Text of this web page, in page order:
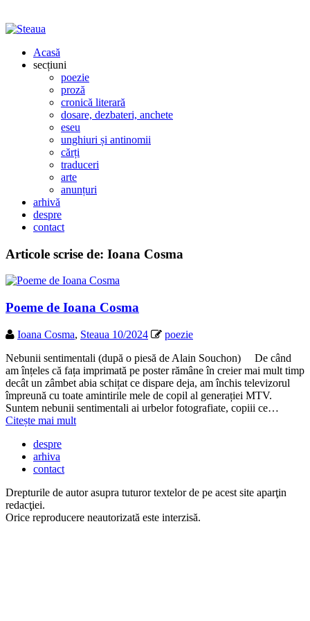
Acasă
secțiuni
poezie
proză
cronică literară
dosare, dezbateri, anchete
eseu
unghiuri și antinomii
cărți
traduceri
arte
anunțuri
arhivă
despre
contact
Articole scrise de: Ioana Cosma
Poeme de Ioana Cosma
Ioana Cosma, Steaua 10/2024
poezie
Nebunii sentimentali (după o piesă de Alain Souchon) De când
am înțeles că fața imprimată pe poster rămâne în creier mai mult timp
decât un zâmbet abia schițat ce dispare deja, am închis televizorul
împreună cu toate amintirile mele de copil al generației MTV.
Suntem nebunii sentimentali ai urbelor fotografiate, copiii ce…
Citește mai mult
despre
arhiva
contact
Drepturile de autor asupra tuturor textelor de pe acest site aparţin
redacţiei.
Orice reproducere neautorizată este interzisă.